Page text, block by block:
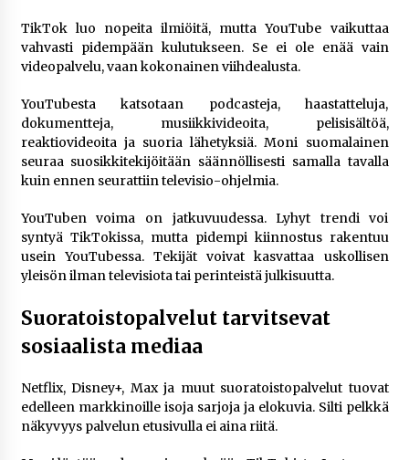
TikTok luo nopeita ilmiöitä, mutta YouTube vaikuttaa
vahvasti pidempään kulutukseen. Se ei ole enää vain
videopalvelu, vaan kokonainen viihdealusta.
YouTubesta katsotaan podcasteja, haastatteluja,
dokumentteja, musiikkivideoita, pelisisältöä,
reaktiovideoita ja suoria lähetyksiä. Moni suomalainen
seuraa suosikkitekijöitään säännöllisesti samalla tavalla
kuin ennen seurattiin televisio-ohjelmia.
YouTuben voima on jatkuvuudessa. Lyhyt trendi voi
syntyä TikTokissa, mutta pidempi kiinnostus rakentuu
usein YouTubessa. Tekijät voivat kasvattaa uskollisen
yleisön ilman televisiota tai perinteistä julkisuutta.
Suoratoistopalvelut tarvitsevat
sosiaalista mediaa
Netflix, Disney+, Max ja muut suoratoistopalvelut tuovat
edelleen markkinoille isoja sarjoja ja elokuvia. Silti pelkkä
näkyvyys palvelun etusivulla ei aina riitä.